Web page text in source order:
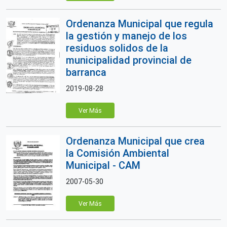
Ordenanza Municipal que regula
la gestión y manejo de los
residuos solidos de la
municipalidad provincial de
barranca
2019-08-28
Ver Más
Ordenanza Municipal que crea
la Comisión Ambiental
Municipal - CAM
2007-05-30
Ver Más